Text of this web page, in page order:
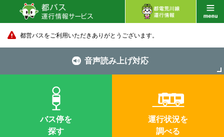
都営バスをご利用いただきありがとうございます。
音声読み上げ対応
バス停を
探す
運行状況を
調べる